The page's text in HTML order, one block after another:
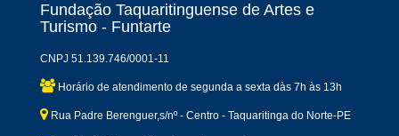
Fundação Taquaritinguense de Artes e
Turismo - Funtarte
CNPJ 51.139.746/0001-11
Horário de atendimento de segunda a sexta dàs 7h às 13h
Rua Padre Berenguer,s/nº - Centro - Taquaritinga do Norte-PE